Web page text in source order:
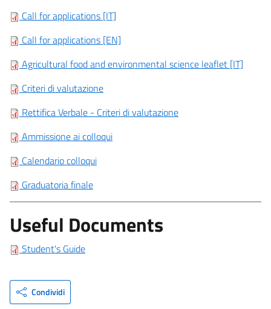
Call for applications [IT]
Call for applications [EN]
Agricultural food and environmental science leaflet [IT]
Criteri di valutazione
Rettifica Verbale - Criteri di valutazione
Ammissione ai colloqui
Calendario colloqui
Graduatoria finale
Useful Documents
Student's Guide
Condividi